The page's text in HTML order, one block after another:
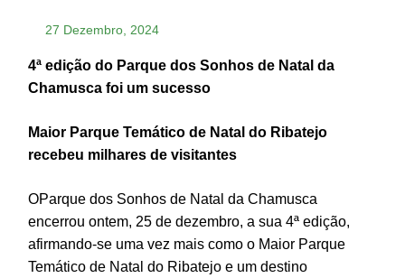
27 Dezembro, 2024
4ª edição do Parque dos Sonhos de Natal da
Chamusca foi um sucesso
Maior Parque Temático de Natal do Ribatejo
recebeu milhares de visitantes
OParque dos Sonhos de Natal da Chamusca
encerrou ontem, 25 de dezembro, a sua 4ª edição,
afirmando-se uma vez mais como o Maior Parque
Temático de Natal do Ribatejo e um destino